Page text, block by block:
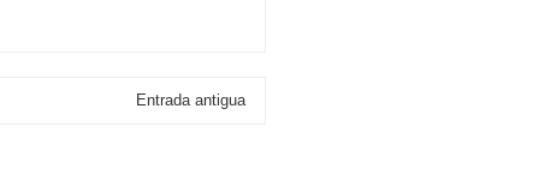
Entrada antigua